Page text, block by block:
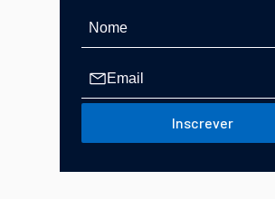
Inscrever